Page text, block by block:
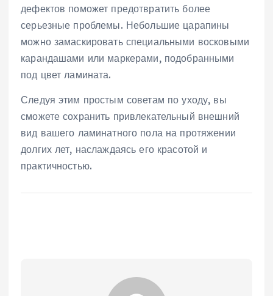
дефектов поможет предотвратить более
серьезные проблемы. Небольшие царапины
можно замаскировать специальными восковыми
карандашами или маркерами, подобранными
под цвет ламината.
Следуя этим простым советам по уходу, вы
сможете сохранить привлекательный внешний
вид вашего ламинатного пола на протяжении
долгих лет, наслаждаясь его красотой и
практичностью.